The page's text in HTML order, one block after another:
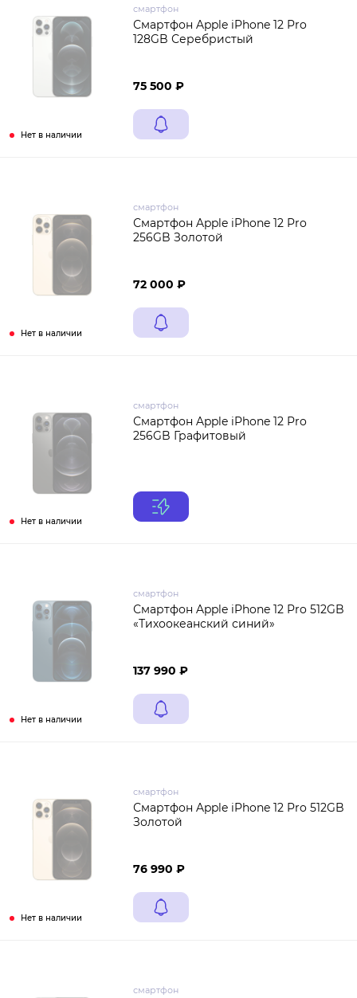
Нет в наличии
смартфон
Смартфон Apple iPhone 12 Pro
128GB Серебристый
75 500 ₽
Нет в наличии
смартфон
Смартфон Apple iPhone 12 Pro
256GB Золотой
72 000 ₽
Нет в наличии
смартфон
Смартфон Apple iPhone 12 Pro
256GB Графитовый
Нет в наличии
смартфон
Смартфон Apple iPhone 12 Pro 512GB
«Тихоокеанский синий»
137 990 ₽
Нет в наличии
смартфон
Смартфон Apple iPhone 12 Pro 512GB
Золотой
76 990 ₽
смартфон